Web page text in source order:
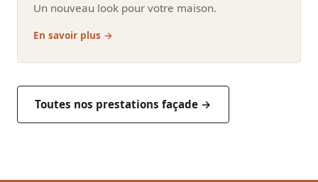
Un nouveau look pour votre maison.
En savoir plus →
Toutes nos prestations façade →